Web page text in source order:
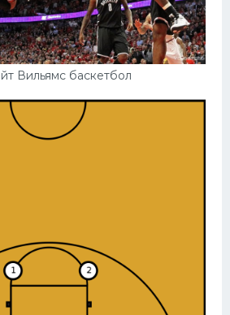
Вильямс баскетбол